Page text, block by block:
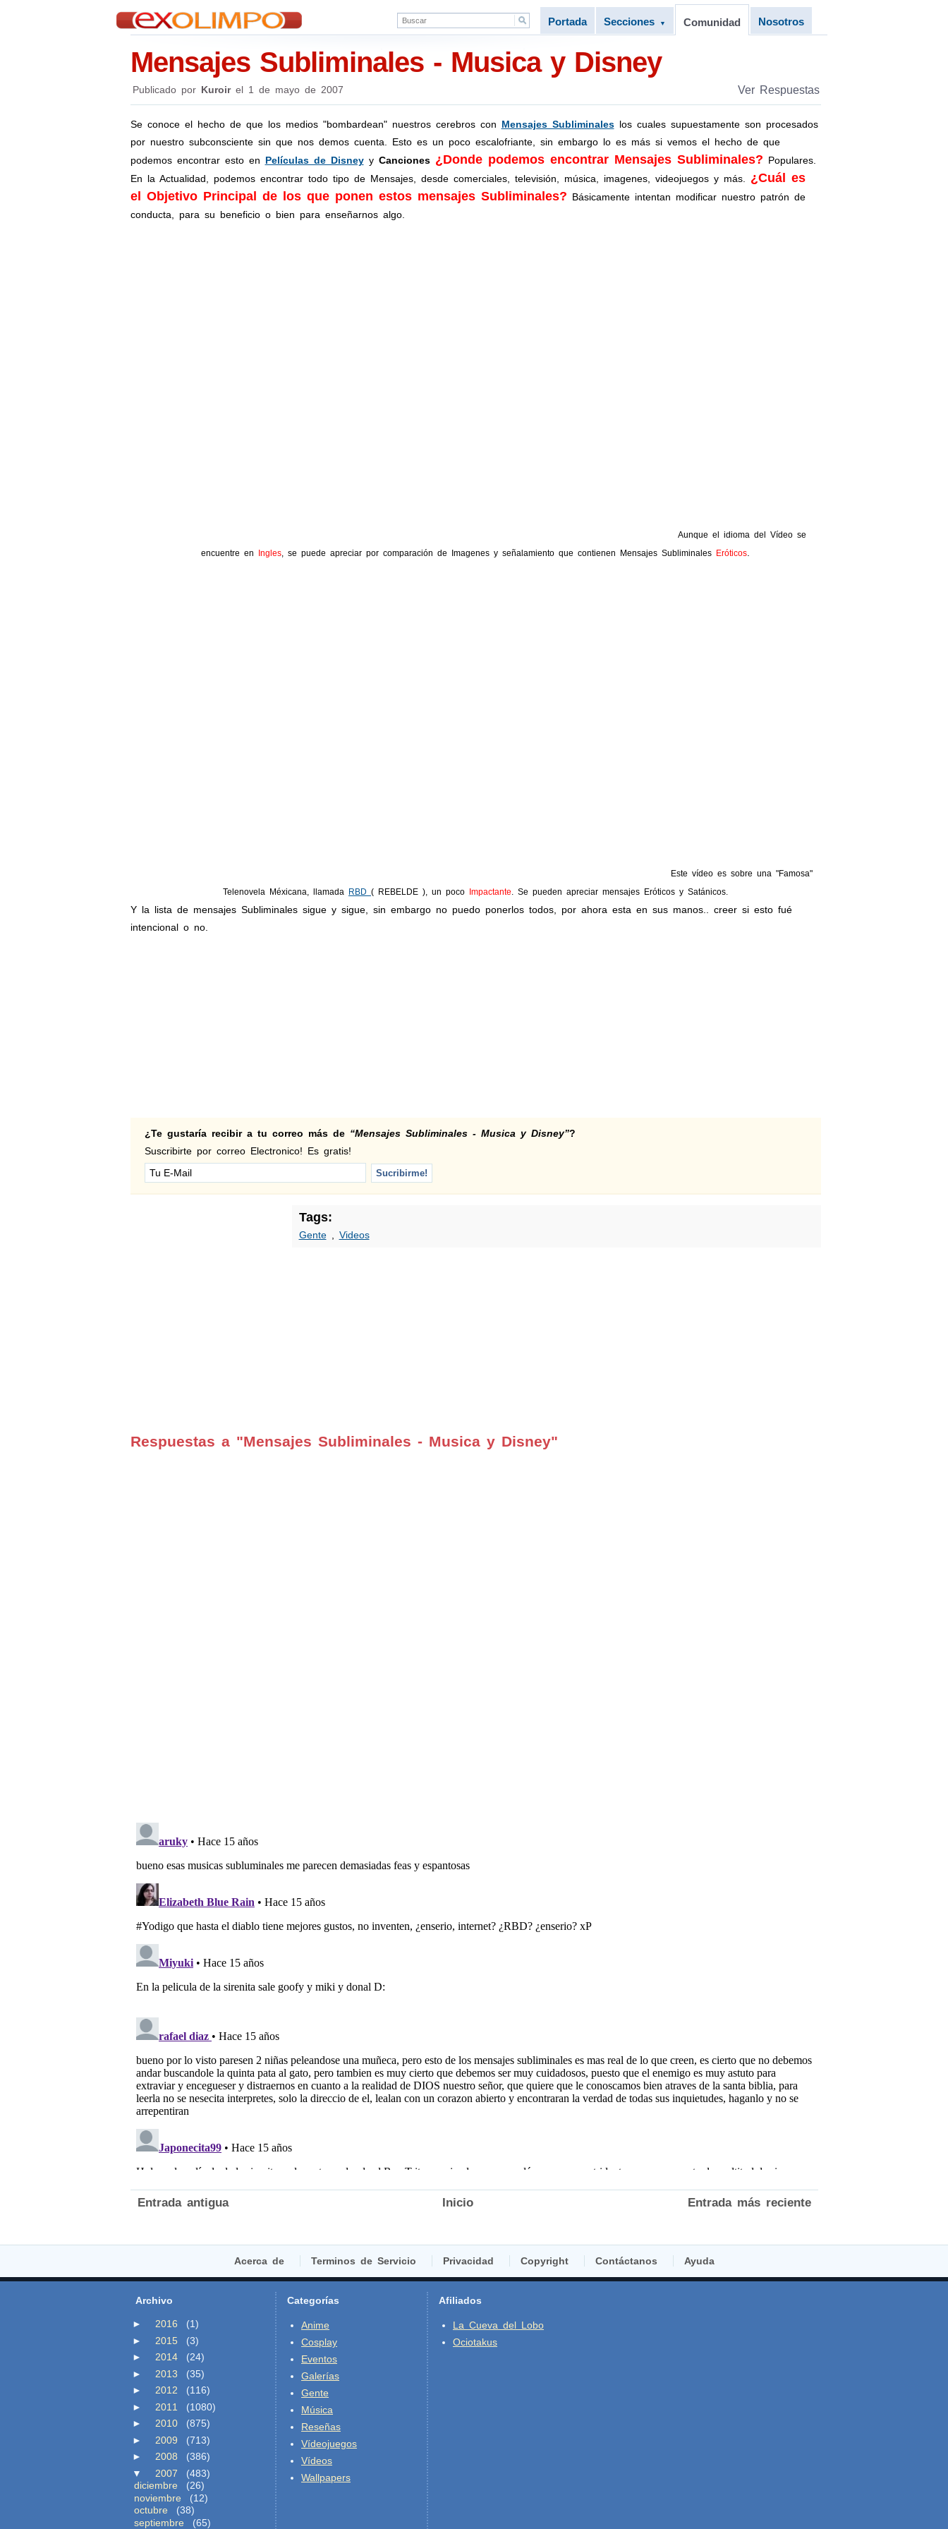
Portada Secciones ▼ Comunidad Nosotros
Mensajes Subliminales - Musica y Disney
Publicado por Kuroirel 1 de mayo de 2007 Ver Respuestas
Se conoce el hecho de que los medios "bombardean" nuestros cerebros con Mensajes Subliminaleslos cuales supuestamente son procesados
por nuestro subconsciente sin que nos demos cuenta. Esto es un poco escalofriante, sin embargo lo es más si vemos el hecho de que
podemos encontrar esto en Películas de Disneyy Canciones ¿Donde podemos encontrar Mensajes Subliminales? Populares.
En la Actualidad, podemos encontrar todo tipo de Mensajes, desde comerciales, televisión, música, imagenes, videojuegos y más. ¿Cuál es
el Objetivo Principal de los que ponen estos mensajes Subliminales? Básicamente intentan modificar nuestro patrón de
conducta, para su beneficio o bien para enseñarnos algo.
Aunque el idioma del Vídeo se
encuentre en
Ingles, se puede apreciar por comparación de Imagenes y señalamiento que contienen Mensajes Subliminales Eróticos
Este vídeo es sobre una "Famosa"
Telenovela Méxicana, llamada RBD ( REBELDE ), un poco Impactante. Se pueden apreciar mensajes Eróticos y Satánicos.
Y la lista de mensajes Subliminales sigue y sigue, sin embargo no puedo ponerlos todos, por ahora esta en sus manos.. creer si esto fué
intencional o no.
¿Te gustaría recibir a tu correo más de “Mensajes Subliminales - Musica y Disney”?
Suscribirte por correo Electronico! Es gratis!
Tags:
Gente, Videos
Respuestas a "Mensajes Subliminales - Musica y Disney"
Entrada más reciente
Entrada antigua Inicio
Acerca de Terminos de Servicio Privacidad Copyright Contáctanos Ayuda
Archivo
► 2016
(1)
►
2015
(3)
►
2014
(24)
►
2013
(35)
►
2012
(116)
►
2011
(1080)
►
2010
(875)
►
2009
(713)
►
2008
(386)
▼
2007
(483)
diciembre
(26)
noviembre
(12)
octubre
(38)
septiembre
(65)
Categorías
Anime
Cosplay
Eventos
Galerías
Gente
Música
Reseñas
Vídeojuegos
Vídeos
Wallpapers
Afiliados
La Cueva del Lobo
Ociotakus